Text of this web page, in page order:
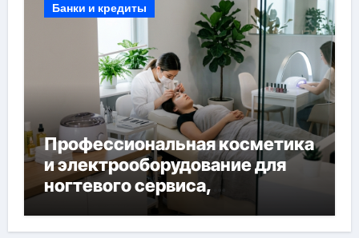
Банки и кредиты
Профессиональная косметика
и электрооборудование для
ногтевого сервиса,
наращивания ресниц и
депиляции